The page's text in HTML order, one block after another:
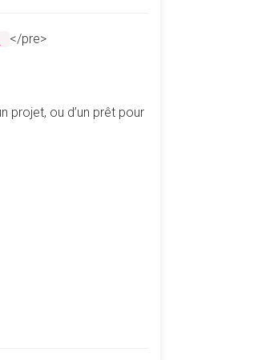
</pre>
projet, ou d’un prêt pour